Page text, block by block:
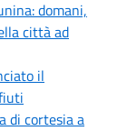
domani,
città ad
il
di cortesia a